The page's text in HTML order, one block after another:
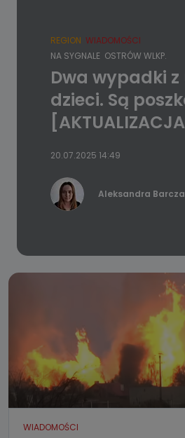
REGION WIADOMOŚCI
NA SYGNALE OSTRÓW WLKP.
Dwa wypadki z
dzieci. Są
20.07.2025 14:49
Aleksandra
WIADOMOŚCI